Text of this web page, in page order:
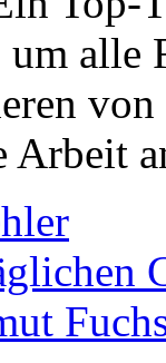
alle
Arbeit